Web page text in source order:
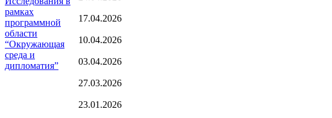
рамках
программной
области
“Окружающая
среда и
дипломатия”
17.04.2026
10.04.2026
03.04.2026
27.03.2026
23.01.2026